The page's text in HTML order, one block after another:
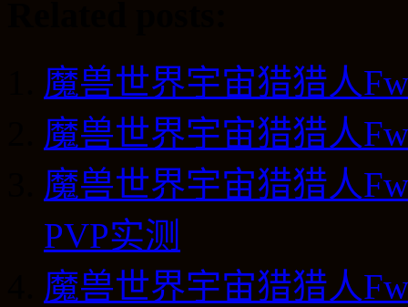
魔兽世界宇宙猎猎人
魔兽世界宇宙猎猎人
魔兽世界宇宙猎猎人
PVP实测
魔兽世界宇宙猎猎人